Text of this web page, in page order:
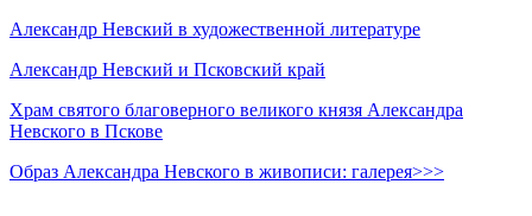
Александр Невский в художественной литературе
Александр Невский и Псковский край
Храм святого благоверного великого князя Александра
Невского в Пскове
Образ Александра Невского в живописи: галерея>>>